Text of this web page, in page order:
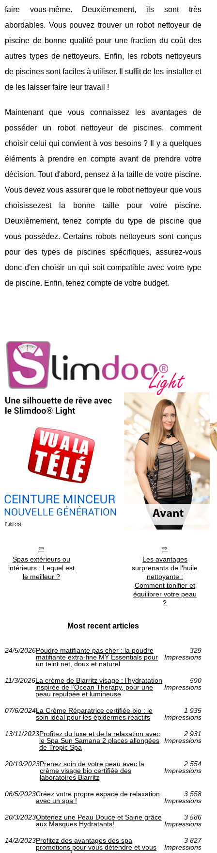
faire vous-même. Deuxièmement, ils sont très
abordables. Vous pouvez trouver un robot nettoyeur de
piscine de bonne qualité pour une fraction du coût des
autres types de nettoyeurs. Enfin, les robots nettoyeurs
de piscines sont faciles à utiliser. Il suffit de les installer et
de les laisser faire leur travail !
Maintenant que vous connaissez les avantages de
posséder un robot nettoyeur de piscines, comment
choisir celui qui convient à vos besoins ? Il y a quelques
éléments à prendre en compte avant de prendre votre
décision. Tout d'abord, pensez à la taille de votre piscine.
Vous devez vous assurer que le robot nettoyeur que vous
choisissezest la bonne taille pour votre piscine.
Deuxièmement, tenez compte du type de piscine que
vous possédez. Certains robots nettoyeurs sont conçus
pour des types de piscines spécifiques, assurez-vous
donc d'en choisir un qui soit compatible avec votre type
de piscine. Enfin, tenez compte de votre budget.
Spas extérieurs ou
intérieurs : Lequel est
le meilleur ?
Les avantages
surprenants de l'huile
nettoyante :
Comment tonifier et
équilibrer votre peau
?
Most recent articles
24/5/2026Poudre matifiante pas cher : la poudre
matifiante extra-fine MY Essentials pour
un teint net, doux et naturel
329
Impressions
11/3/2026La crème de Biarritz visage : l’hydratation
inspirée de l’Ocean Therapy, pour une
peau repulpée et lumineuse
590
Impressions
07/6/2024La Crème Réparatrice certifiée bio : le
soin idéal pour les épidermes réactifs
1 935
Impressions
13/11/2023Profitez du luxe et de la relaxation avec
le Spa Sun Samana 2 places allongées
de Tropic Spa
2 931
Impressions
20/10/2023Prenez soin de votre peau avec la
crème visage bio certifiée des
laboratoires Biarritz
2 554
Impressions
06/5/2023Créez votre propre espace de relaxation
avec un spa !
3 558
Impressions
20/3/2023Obtenez une Peau Douce et Saine grâce
aux Masques Hydratants!
3 586
Impressions
14/2/2023Profitez des avantages des spa
promotions pour vous détendre et vous
3 827
Impressions